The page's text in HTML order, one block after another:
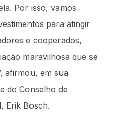
Por isso, vamos
para atingir
e cooperados,
maravilhosa que se
afirmou, em sua
do Conselho de
Erik Bosch.